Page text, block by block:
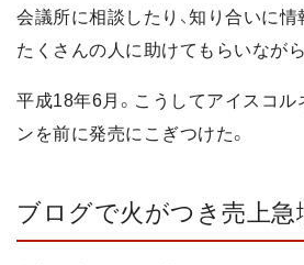
会議所に相談したり、知り合いに
たくさんの人に助けてもらいながら
平成18年6月。こうしてアイスコル
ンを前に発売にこぎつけた。
ブログで火がつき売上急